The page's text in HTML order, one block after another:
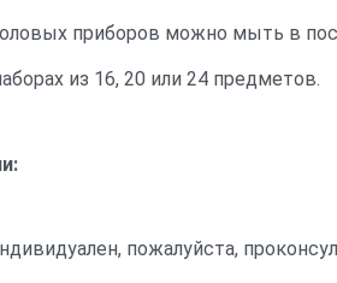
приборов можно мыть в
из 16, 20 или 24 предметов.
пожалуйста,